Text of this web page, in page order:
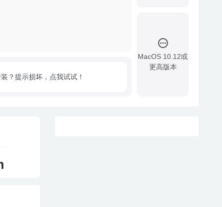
MacOS 10.12或
更高版本
？提示损坏，点我试试！